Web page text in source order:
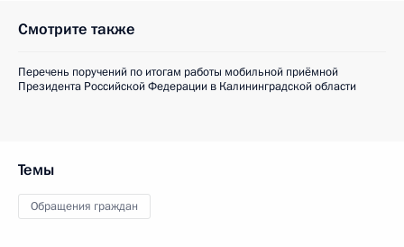
Смотрите также
Перечень поручений по итогам работы мобильной приёмной
Президента Российской Федерации в Калининградской области
Темы
Обращения граждан